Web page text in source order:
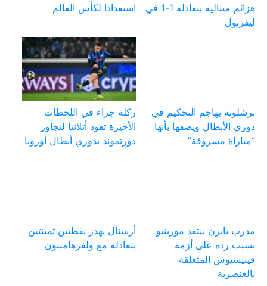
هزائم متتالية بتعادله 1-1 في
ليفربول
استعدادا لكأس العالم
برشلونة يهاجم التحكيم في
دوري الأبطال ويصفها بأنها
“مباراة مسروقة”
ركلة جزاء في اللحظات
الأخيرة تقود أتلانتا لتجاوز
دورتموند بدوري أبطال أوروبا
مدرب بايرن ينتقد مورينيو
بسبب رده على أزمة
فينيسيوس المتعلقة
بالعنصرية
أرسنال يهدر نقطتين ثمينتين
بتعادله مع ولفرهامبتون